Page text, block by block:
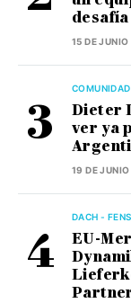
15 DE
COMUNIDAD
Dieter
ver ya
19 DE
DACH -
EU-